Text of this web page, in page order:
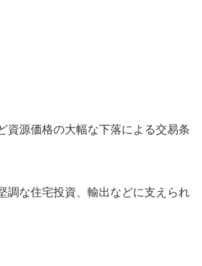
資源価格の大幅な下落による交易条
調な住宅投資、輸出などに支えられ